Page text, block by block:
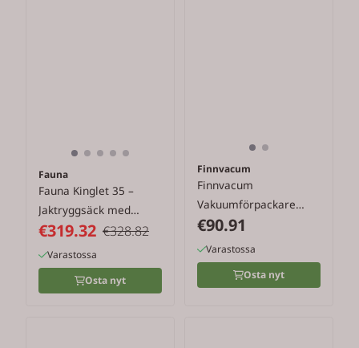
Fauna
Fauna Kinglet 35 –
Jaktryggsäck med
snabb ...
€319.32 €328.82
Varastossa
Osta nyt
Finnvacum
Finnvacum
Vakuumförpackare
Finnvacum Home
€90.91
Varastossa
Osta nyt